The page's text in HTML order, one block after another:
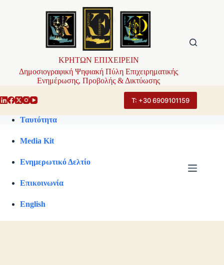
ΚΡΗΤΩΝ ΕΠΙΧΕΙΡΕΙΝ
Δημοσιογραφική Ψηφιακή Πύλη Επιχειρηματικής
Ενημέρωσης, Προβολής & Δικτύωσης
Τ: +30 6909101159
Ταυτότητα
Media Kit
Ενημερωτικό Δελτίο
Επικοινωνία
English